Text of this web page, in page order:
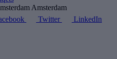
Amsterdam
Twitter LinkedIn